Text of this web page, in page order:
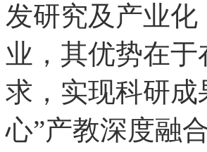
发研究及产业化
业，其优势
求，实现科研
心”产教深度融